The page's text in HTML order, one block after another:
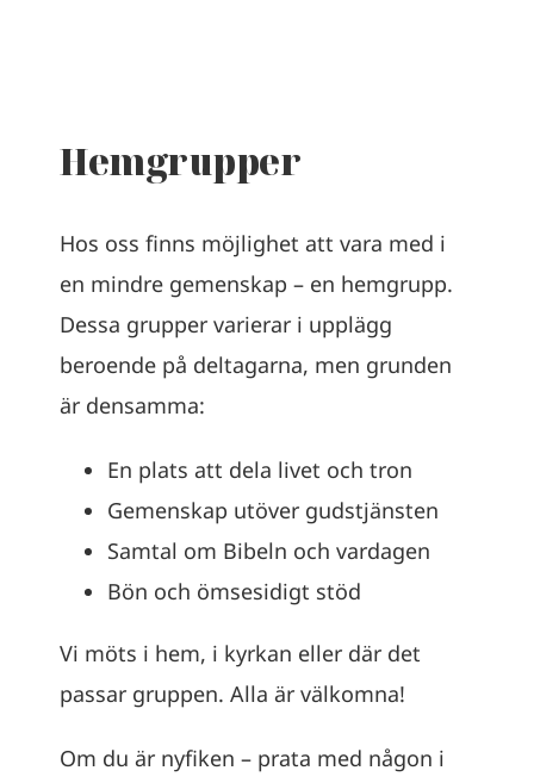
Hemgrupper
Hos oss finns möjlighet att vara med i
en mindre gemenskap – en hemgrupp.
Dessa grupper varierar i upplägg
beroende på deltagarna, men grunden
är densamma:
En plats att dela livet och tron
Gemenskap utöver gudstjänsten
Samtal om Bibeln och vardagen
Bön och ömsesidigt stöd
Vi möts i hem, i kyrkan eller där det
passar gruppen. Alla är välkomna!
Om du är nyfiken – prata med någon i